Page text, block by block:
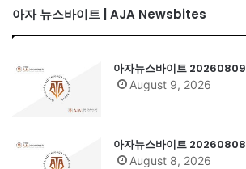
아자 뉴스바이트 | AJA Newsbites
아자뉴스바이트 20260809
August 9, 2026
아자뉴스바이트 20260808
August 8, 2026